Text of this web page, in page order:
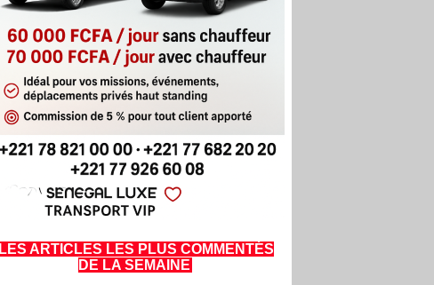
LES ARTICLES LES PLUS COMMENTÉS
DE LA SEMAINE